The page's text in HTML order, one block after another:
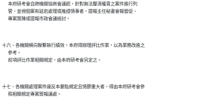
      本府研考會自跨機關協商會議起，針對無法釐清權責之案件進行列
      管，並視個案有延宕處理或推諉情事者，提報主任秘書會報督促、
十六、各機關橫向聯繫執行績效，本府得辦理評比作業，以為業務改進之
      參考。
十七、各機關處理案件違反本要點規定且情節重大者，得由本府研考會參